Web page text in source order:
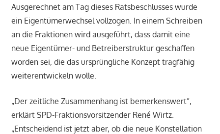
Ausgerechnet am Tag dieses Ratsbeschlusses wurde
ein Eigentümerwechsel vollzogen. In einem Schreiben
an die Fraktionen wird ausgeführt, dass damit eine
neue Eigentümer- und Betreiberstruktur geschaffen
worden sei, die das ursprüngliche Konzept tragfähig
weiterentwickeln wolle.
„Der zeitliche Zusammenhang ist bemerkenswert”,
erklärt SPD-Fraktionsvorsitzender René Wirtz.
„Entscheidend ist jetzt aber, ob die neue Konstellation